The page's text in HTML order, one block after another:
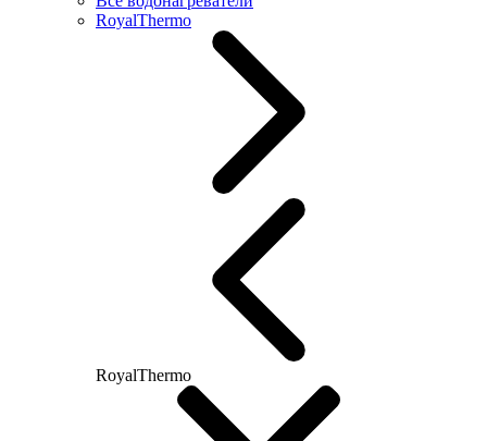
RoyalThermo
RoyalThermo